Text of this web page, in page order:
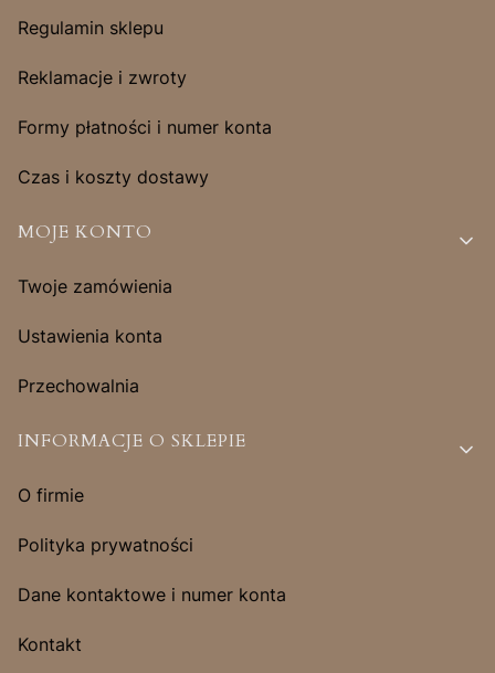
Regulamin sklepu
Reklamacje i zwroty
Formy płatności i numer konta
Czas i koszty dostawy
MOJE KONTO
Twoje zamówienia
Ustawienia konta
Przechowalnia
INFORMACJE O SKLEPIE
O firmie
Polityka prywatności
Dane kontaktowe i numer konta
Kontakt